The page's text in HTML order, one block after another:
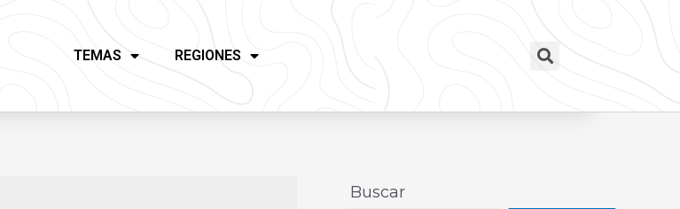
TEMAS REGIONES
Buscar